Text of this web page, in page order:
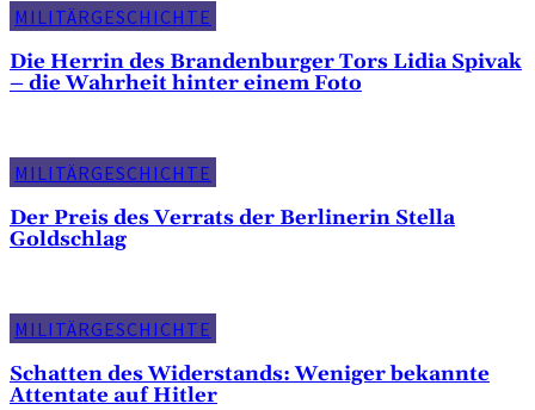
MILITÄRGESCHICHTE
Die Herrin des Brandenburger Tors Lidia Spivak
– die Wahrheit hinter einem Foto
MILITÄRGESCHICHTE
Der Preis des Verrats der Berlinerin Stella
Goldschlag
MILITÄRGESCHICHTE
Schatten des Widerstands: Weniger bekannte
Attentate auf Hitler